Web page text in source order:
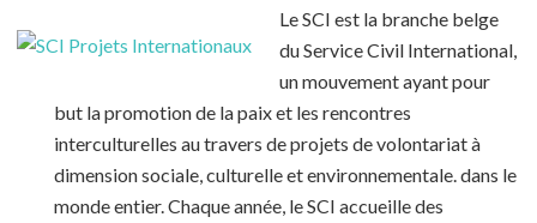
Le SCI est la branche belge
du Service Civil International,
un mouvement ayant pour
but la promotion de lapaix et les rencontres
interculturelles au travers de projets de volontariat à
dimension sociale, culturelle et environnementale.dans le
monde entier.Chaque année, le SCI accueille des